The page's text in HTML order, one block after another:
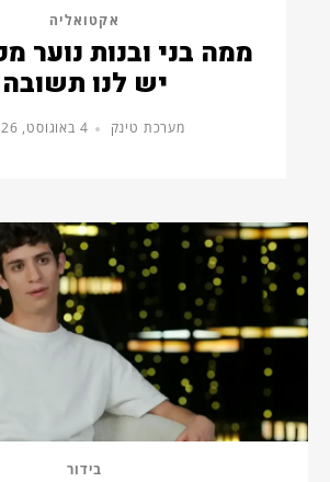
אקטואליה
ממה בני ובנות נוער
יש לנו תשובה
מערכת טינק 4 באוגוסט, 2026
בידור